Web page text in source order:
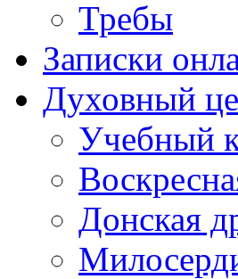
Требы
Записки
Духовный
Учебный
Донская